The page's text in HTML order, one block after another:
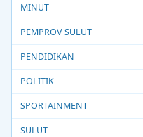
MINUT
PEMPROV SULUT
PENDIDIKAN
POLITIK
SPORTAINMENT
SULUT